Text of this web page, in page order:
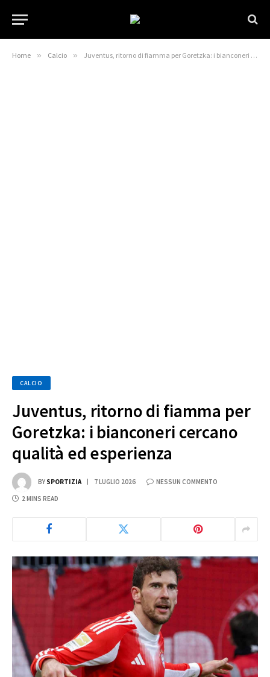
Home » Calcio » Juventus, ritorno di fiamma per Goretzka: i bianconeri cercano qualità ed esperienza
CALCIO
Juventus, ritorno di fiamma per
Goretzka: i bianconeri cercano
qualità ed esperienza
BY SPORTIZIA 7 LUGLIO 2026 NESSUN COMMENTO
2 MINS READ